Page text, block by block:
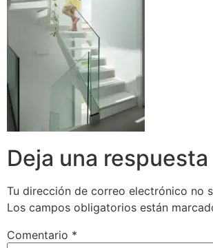
Deja una respuesta
Tu dirección de correo electrónico no
Los campos obligatorios están
Comentario *